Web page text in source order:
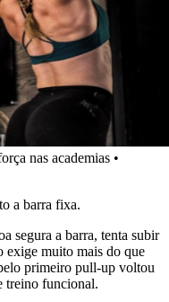
nas academias •
a barra fixa.
segura a barra, tenta subir
exige muito mais do que
primeiro pull-up voltou
treino funcional.